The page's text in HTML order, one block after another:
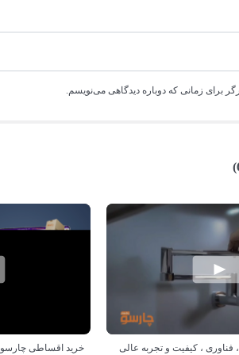
برای زمانی که دوباره دیدگاهی می‌نویسم.
، کیفیت و تجربه عالی خرید اقساطی چارسو